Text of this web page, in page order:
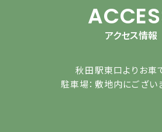
アクセス情報
秋田駅東口よりお車
駐車場：敷地内にござい